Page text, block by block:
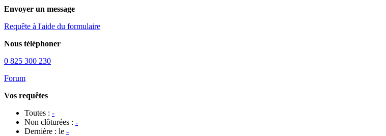
Envoyer un message
Requête à l'aide du formulaire
Nous téléphoner
0 825 300 230
Forum
Vos requêtes
Toutes : -
Non clôturées : -
Dernière : le -